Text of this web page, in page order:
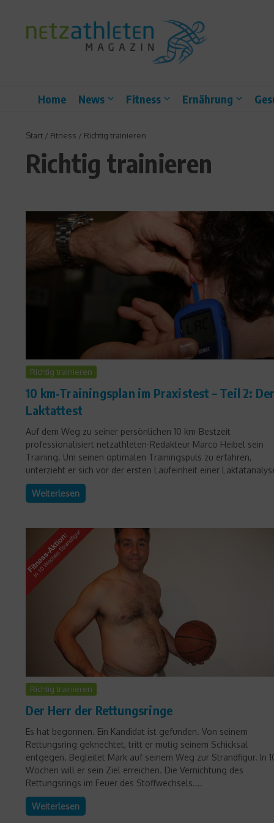
Home News Fitness Ernährung
Start / Fitness / Richtig trainieren
Richtig trainieren
Richtig trainieren
10 km-Trainingsplan im Praxistest – Teil 2: Der
Laktattest
Auf dem Weg zu seiner persönlichen 10 km-Bestzeit
professionalisiert netzathleten-Redakteur Marco Heibel sein
Training. Um seinen optimalen Trainingspuls zu erfahren,
unterzieht er sich vor der ersten Laufeinheit einer
Weiterlesen
Richtig trainieren
Der Herr der Rettungsringe
Es hat begonnen. Ein Kandidat ist gefunden. Von seinem
Rettungsring geknechtet, tritt er mutig seinem Schicksal
entgegen. Begleitet Mark auf seinem Weg zur Strandfigur. In
Wochen will er sein Ziel erreichen. Die Vernichtung des
Rettungsrings im Feuer des Stoffwechsels....
Weiterlesen